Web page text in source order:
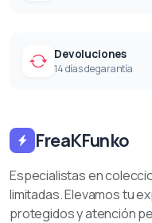
Devoluciones
14 días de garantía
FreaKFunko
Especialistas en
limitadas. Elevamos tu
protegidos y atención